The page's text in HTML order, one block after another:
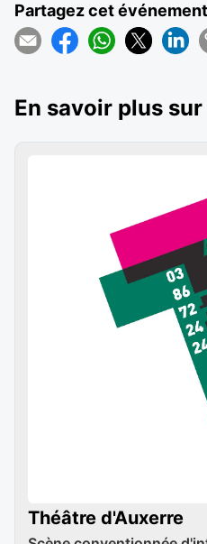
Partagez cet événement
En savoir plus sur
Théâtre d'Auxerre